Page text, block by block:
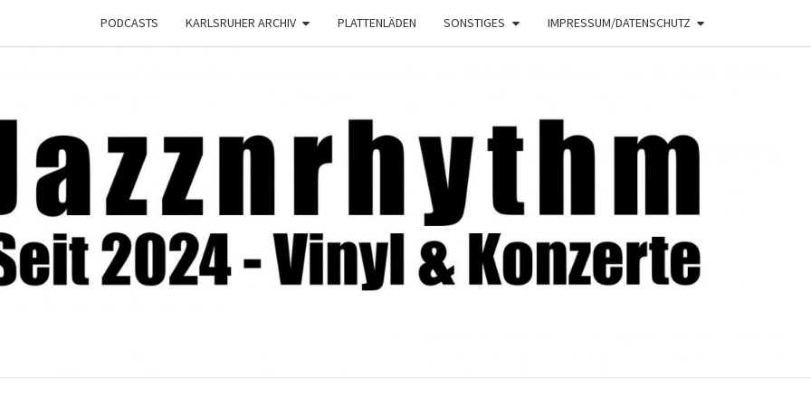
PODCASTS KARLSRUHER ARCHIV PLATTENLÄDEN SONSTIGES IMPRESSUM/DATENSCHUTZ
JAZZNRHYTHM
2024 –
Vinyl &
Konzerte